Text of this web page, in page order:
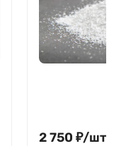
2 750 ₽/шт.